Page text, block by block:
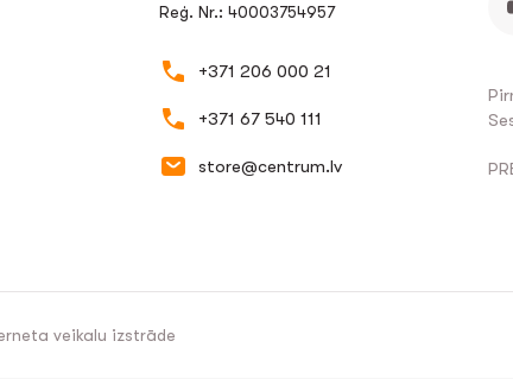
Reģ. Nr.: 40003754957
+371 206 000 21
+371 67 540 111
store@centrum.lv
veikalu izstrāde